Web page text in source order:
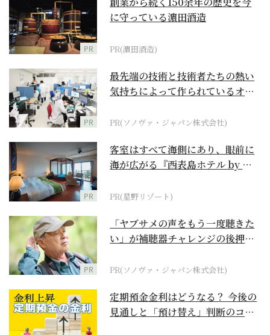
PR
に守っている濵田酒造
PR(濵田酒造)
PR
最先端の技術と技術者たちの熱い
気持ちによって作られているオー
PR(ソノヴァ・ジャパン株式会社)
PR
客室はすべて海側にあり、眼前に
海が広がる『西表島ホテル by 星
PR(星野リゾート)
PR
「ヤブサメの声をもう一度聴きた
い」が補聴器チャレンジの後押し
PR(ソノヴァ・ジャパン株式会社)
定期預金金利はどうなる？ 今後の
見通しと「預け替え」判断のコツ